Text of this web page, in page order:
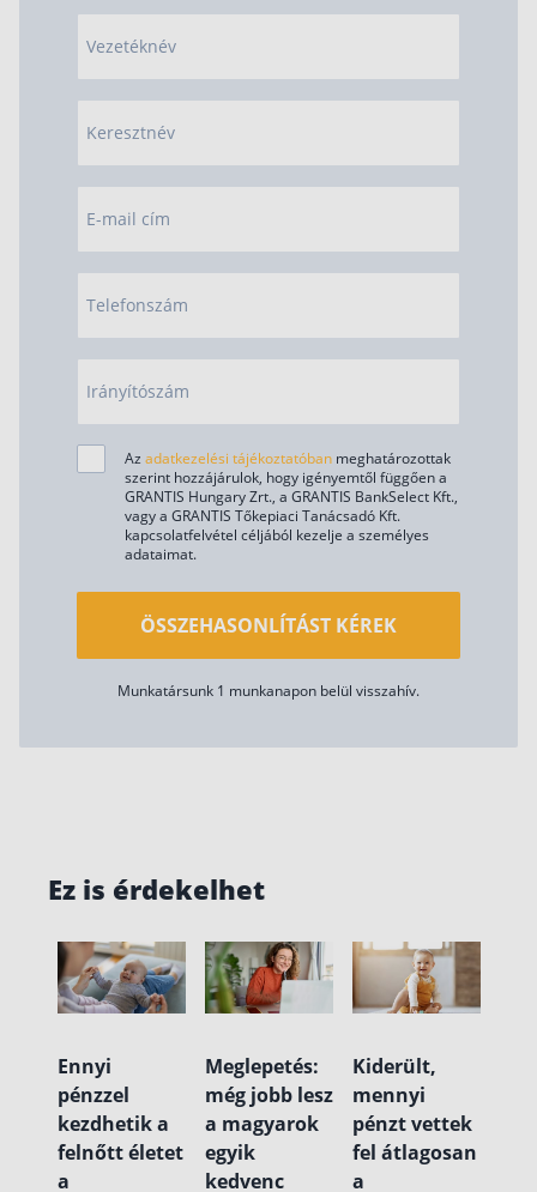
Vezetéknév
Keresztnév
E-mail cím
Telefonszám
Irányítószám
Az adatkezelési tájékoztatóban meghatározottak
szerint hozzájárulok, hogy igényemtől függően a
GRANTIS Hungary Zrt., a GRANTIS BankSelect Kft.,
vagy a GRANTIS Tőkepiaci Tanácsadó Kft.
kapcsolatfelvétel céljából kezelje a személyes
adataimat.
ÖSSZEHASONLÍTÁST KÉREK
Munkatársunk 1 munkanapon belül visszahív.
Ez is érdekelhet
Ennyi
pénzzel
kezdhetik a
felnőtt életet
a
Meglepetés:
még jobb lesz
a magyarok
egyik
kedvenc
Kiderült,
mennyi
pénzt vettek
fel átlagosan
a